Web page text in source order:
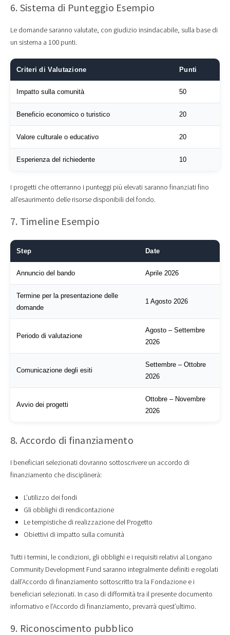
6. Sistema di Punteggio Esempio
Le domande saranno valutate, con giudizio insindacabile, sulla base di
un sistema a 100 punti.
Criteri di Valutazione Punti
Impatto sulla comunità 50
Beneficio economico o turistico 20
Valore culturale o educativo 20
Esperienza del richiedente 10
I progetti che otterranno i punteggi più elevati saranno finanziati fino
all’esaurimento delle risorse disponibili del fondo.
7. Timeline Esempio
Step Date
Annuncio del bando Aprile 2026
Termine per la presentazione delle
domande
1 Agosto 2026
Periodo di valutazione
Agosto – Settembre
2026
Comunicazione degli esiti
Settembre – Ottobre
2026
Avvio dei progetti
Ottobre – Novembre
2026
8. Accordo di finanziamento
I beneficiari selezionati dovranno sottoscrivere un accordo di
finanziamento che disciplinerà:
L’utilizzo dei fondi
Gli obblighi di rendicontazione
Le tempistiche di realizzazione del Progetto
Obiettivi di impatto sulla comunità
Tutti i termini, le condizioni, gli obblighi e i requisiti relativi al Longano
Community Development Fund saranno integralmente definiti e regolati
dall’Accordo di finanziamento sottoscritto tra la Fondazione e i
beneficiari selezionati. In caso di difformità tra il presente documento
informativo e l’Accordo di finanziamento, prevarrà quest’ultimo.
9. Riconoscimento pubblico